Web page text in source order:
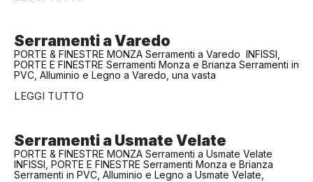
Serramenti a Varedo
PORTE & FINESTRE MONZA Serramenti a Varedo INFISSI,
PORTE E FINESTRE Serramenti Monza e Brianza Serramenti in
PVC, Alluminio e Legno a Varedo, una vasta
LEGGI TUTTO
Serramenti a Usmate Velate
PORTE & FINESTRE MONZA Serramenti a Usmate Velate
INFISSI, PORTE E FINESTRE Serramenti Monza e Brianza
Serramenti in PVC, Alluminio e Legno a Usmate Velate,